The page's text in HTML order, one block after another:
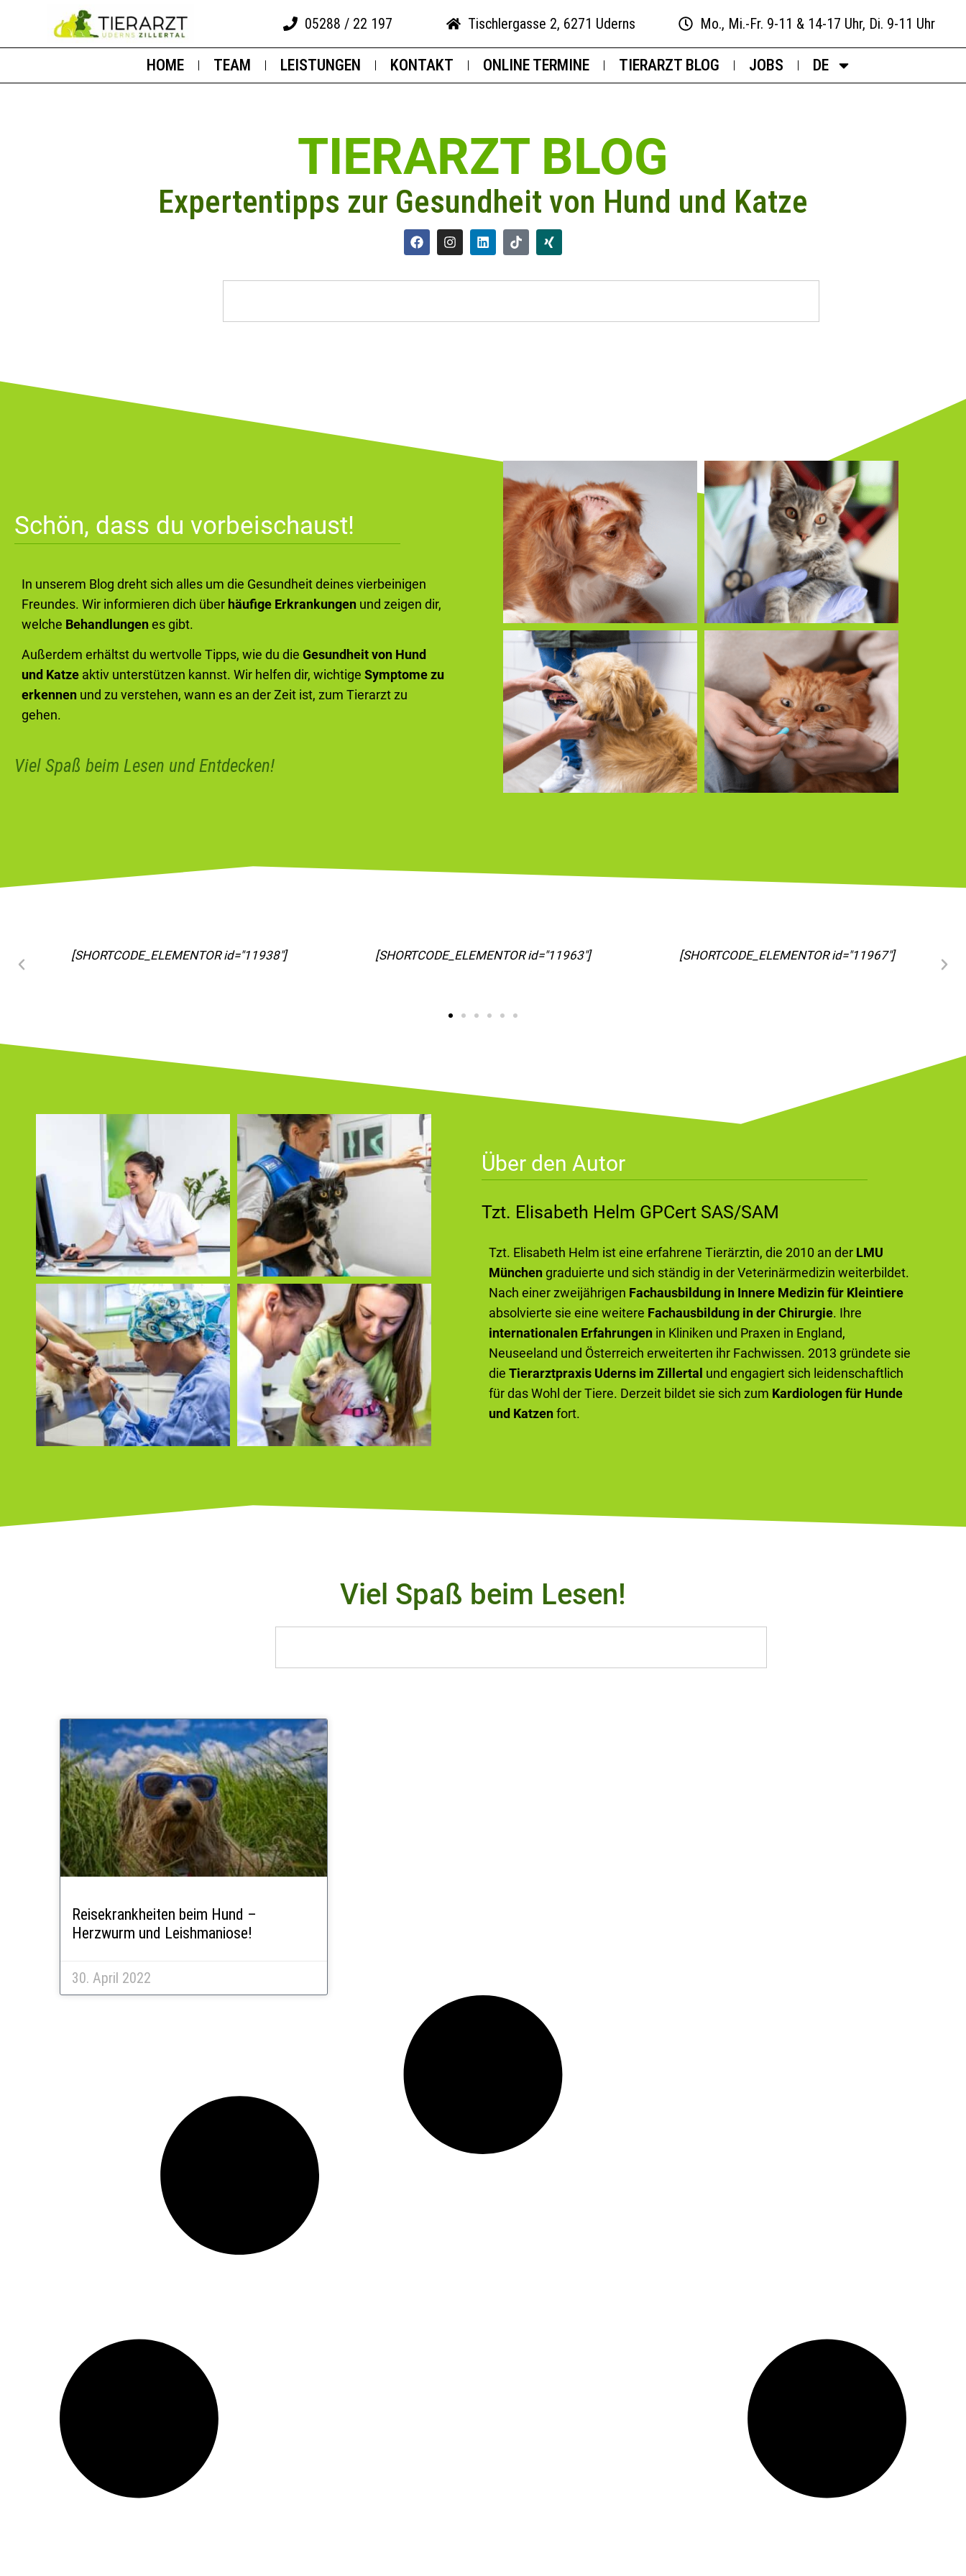
05288 / 22 197 Tischlergasse 2, 6271 Uderns Mo., Mi.-Fr. 9-11 & 14-17 Uhr, Di. 9-11 Uhr
HOME TEAM LEISTUNGEN KONTAKT ONLINE TERMINE TIERARZT BLOG JOBS DE
TIERARZT BLOG
Expertentipps zur Gesundheit von Hund und Katze
Schön, dass du vorbeischaust!
In unserem Blog dreht sich alles um die Gesundheit deines vierbeinigen
Freundes. Wir informieren dich über häufige Erkrankungen und zeigen dir,
welche Behandlungenes gibt.
Außerdem erhältst du wertvolle Tipps, wie du die Gesundheit von Hund
und Katze aktiv unterstützen kannst. Wir helfen dir, wichtige Symptome zu
erkennen und zu verstehen, wann es an der Zeit ist, zum Tierarzt zu
gehen.
Viel Spaß beim Lesen und Entdecken!
[SHORTCODE_ELEMENTOR id="11963"] [SHORTCODE_ELEMENTOR id="11967"] [SHORTCODE_ELEMENTOR id="11973"]
Über den Autor
Tzt. Elisabeth Helm GPCert SAS/SAM
Tzt. Elisabeth Helm ist eine erfahrene Tierärztin, die 2010 an der LMU
Münchengraduierte und sich ständig in der Veterinärmedizin weiterbildet.
Nach einer zweijährigen Fachausbildung in Innere Medizin für Kleintiere
absolvierte sie eine weitere Fachausbildung in der Chirurgie. Ihre
internationalen Erfahrungen in Kliniken und Praxen in England,
Neuseeland und Österreich erweiterten ihr Fachwissen. 2013 gründete sie
die Tierarztpraxis Uderns im Zillertal und engagiert sich leidenschaftlich
für das Wohl der Tiere. Derzeit bildet sie sich zum Kardiologen für Hunde
und Katzenfort.
Viel Spaß beim Lesen!
Reisekrankheiten beim Hund –
Herzwurm und Leishmaniose!
30. April 2022